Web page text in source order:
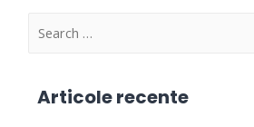
S
Articole recente